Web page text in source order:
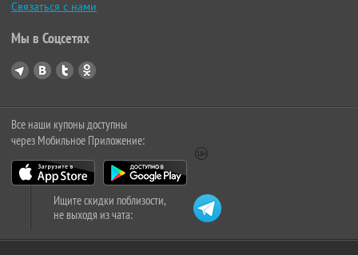
Связаться с нами
Мы в Соцсетях
Все наши купоны доступны
через Мобильное Приложение:
Ищите скидки поблизости,
не выходя из чата: